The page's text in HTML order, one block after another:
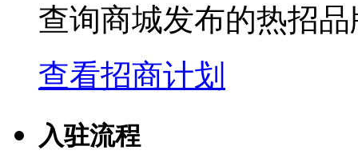
查询商城发布的热招
查看招商计划
入驻流程